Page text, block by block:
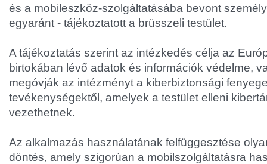
és a mobileszköz-szolgáltatásába bevont
egyaránt - tájékoztatott a brüsszeli testület.
A tájékoztatás szerint az intézkedés célja az
birtokában lévő adatok és információk védelme,
megóvják az intézményt a kiberbiztonsági
tevékenységektől, amelyek a testület elleni
vezethetnek.
Az alkalmazás használatának felfüggesztése
döntés, amely szigorúan a mobilszolgáltatásra